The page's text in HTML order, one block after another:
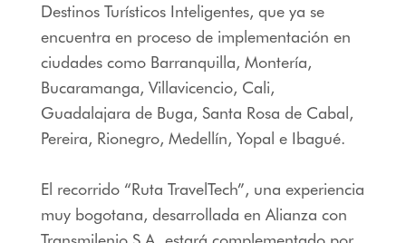
Destinos Turísticos Inteligentes, que ya se
encuentra en proceso de implementación en
ciudades como Barranquilla, Montería,
Bucaramanga, Villavicencio, Cali,
Guadalajara de Buga, Santa Rosa de Cabal,
Pereira, Rionegro, Medellín, Yopal e Ibagué.
El recorrido “Ruta TravelTech”, una experiencia
muy bogotana, desarrollada en Alianza con